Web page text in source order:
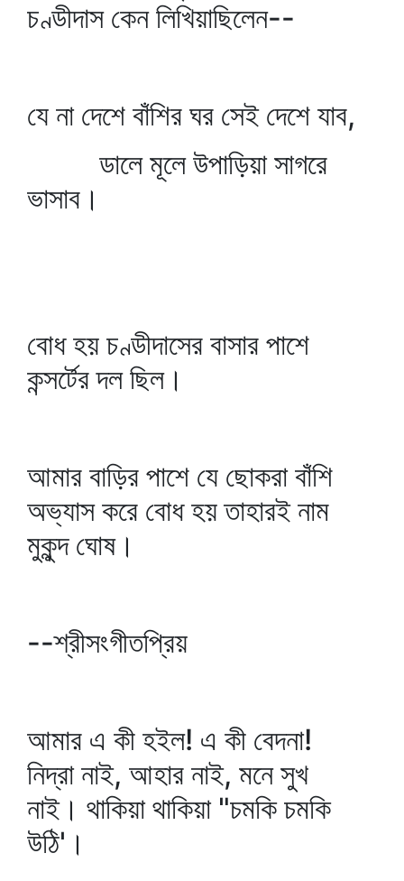
চণ্ডীদাস কেন লিখিয়াছিলেন--
যে না দেশে বাঁশির ঘর সেই দেশে যাব,
ডালে মূলে উপাড়িয়া সাগরে
ভাসাব।
বোধ হয় চণ্ডীদাসের বাসার পাশে
কন্সর্টের দল ছিল।
আমার বাড়ির পাশে যে ছোকরা বাঁশি
অভ্যাস করে বোধ হয় তাহারই নাম
মুকুন্দ ঘোষ।
--শ্রীসংগীতপ্রিয়
আমার এ কী হইল! এ কী বেদনা!
নিদ্রা নাই, আহার নাই, মনে সুখ
নাই। থাকিয়া থাকিয়া "চমকি চমকি
উঠি'।